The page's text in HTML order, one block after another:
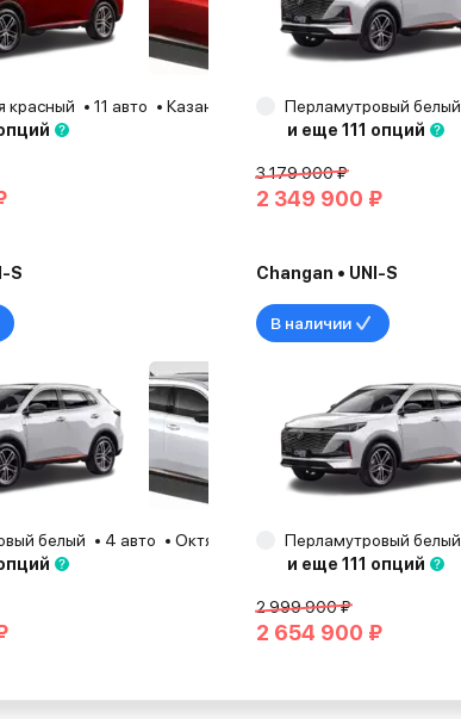
красный 11 авто Казань Перламутровый белый
и еще 111 опций
3 179 900 ₽
2 349 900 ₽
S
белый 4 авто Октябрьский
2024
Changan • UNI-S
В наличии
Перламутровый белый
и еще 111 опций
2 999 900 ₽
2 654 900 ₽